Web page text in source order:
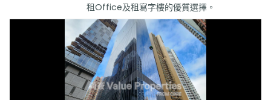
租Office及租寫字樓的優質選擇。